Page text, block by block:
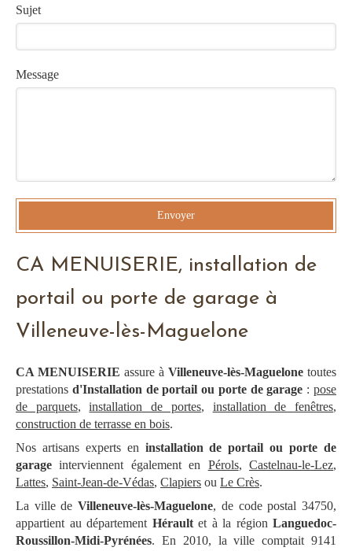
Sujet
Message
Envoyer
CA MENUISERIE, installation de
portail ou porte de garage à
Villeneuve-lès-Maguelone
CA MENUISERIE assure à Villeneuve-lès-Maguelone toutes
prestations d'Installation de portail ou porte de garage :pose
de parquets,installation de portes, installation de fenêtres,
construction de terrasse en bois.
Nos artisans experts en installation de portail ou porte de
garage interviennent également en Pérols,Castelnau-le-Lez,
Lattes, Saint-Jean-de-Védas, Clapiers ou Le Crès.
La ville deVilleneuve-lès-Maguelone, de code postal 34750,
appartient au département Héraultet à la région Languedoc-
Roussillon-Midi-Pyrénées. En 2010, la ville comptait 9141